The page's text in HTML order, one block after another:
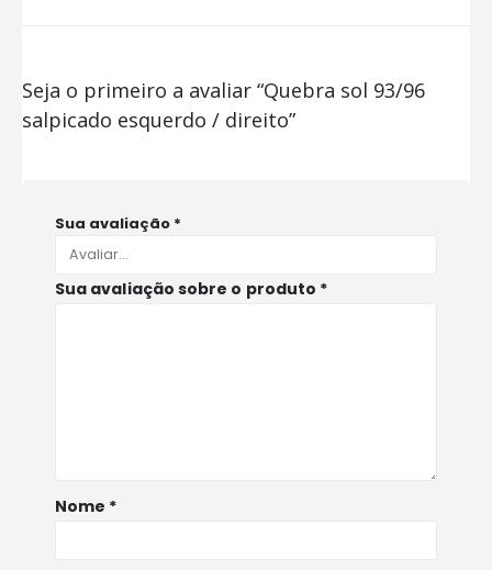
Seja o primeiro a avaliar “Quebra sol 93/96
salpicado esquerdo / direito”
Sua avaliação *
Sua avaliação sobre o produto *
Nome *